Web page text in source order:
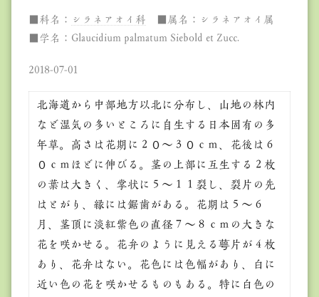
■科名： シラネアオイ科 ■属名：シラネアオイ属
■学名：Glaucidium palmatum Siebold et Zucc.
2018-07-01
北海道から中部地方以北に分布し、山地の林内
など湿気の多いところに自生する日本固有の多
年草。高さは花期に２０～３０ｃｍ、花後は６
０ｃｍほどに伸びる。茎の上部に互生する２枚
の葉は大きく、掌状に５～１１裂し、裂片の先
はとがり、縁には鋸歯がある。花期は５～６
月、茎頂に淡紅紫色の直径７～８ｃｍの大きな
花を咲かせる。花弁のように見える萼片が４枚
あり、花弁はない。花色には色幅があり、白に
近い色の花を咲かせるものもある。特に白色の